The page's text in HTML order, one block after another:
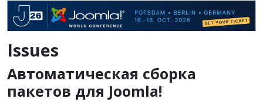
Issues
Автоматическая сборка
пакетов для Joomla!